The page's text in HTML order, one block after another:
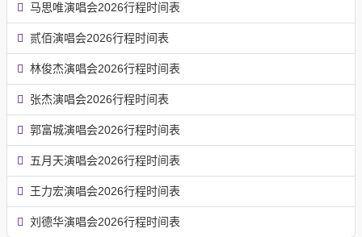
马思唯演唱会2026行程时间表
贰佰演唱会2026行程时间表
林俊杰演唱会2026行程时间表
张杰演唱会2026行程时间表
郭富城演唱会2026行程时间表
五月天演唱会2026行程时间表
王力宏演唱会2026行程时间表
刘德华演唱会2026行程时间表